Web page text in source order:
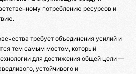
потреблению ресурсов и
требует объединения усилий и
тем самым мостом, который
для достижения общей цели —
устойчивого и